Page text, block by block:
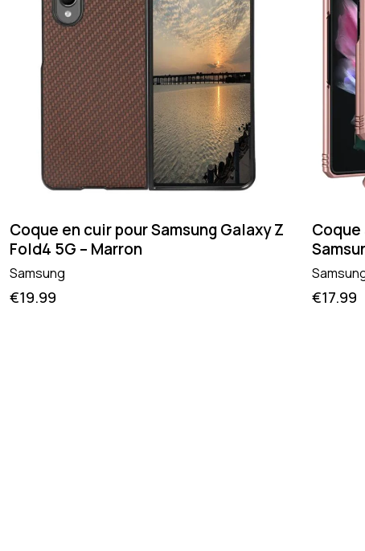
Coque en cuir pour Samsung Galaxy Z
Fold4 5G – Marron
Samsung
€19.99 €17.99